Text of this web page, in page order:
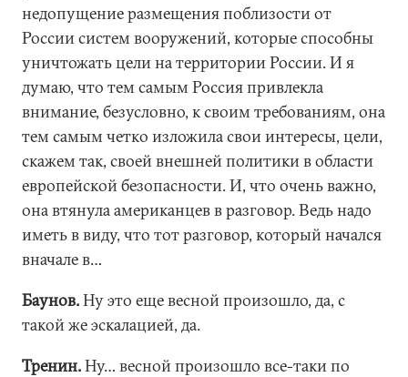
недопущение размещения поблизости от
России систем вооружений, которые способны
уничтожать цели на территории России. И я
думаю, что тем самым Россия привлекла
внимание, безусловно, к своим требованиям, она
тем самым четко изложила свои интересы, цели,
скажем так, своей внешней политики в области
европейской безопасности. И, что очень важно,
она втянула американцев в разговор. Ведь надо
иметь в виду, что тот разговор, который начался
вначале в…
Баунов.Ну это еще весной произошло, да, с
такой же эскалацией, да.
Тренин.Ну… весной произошло все-таки по